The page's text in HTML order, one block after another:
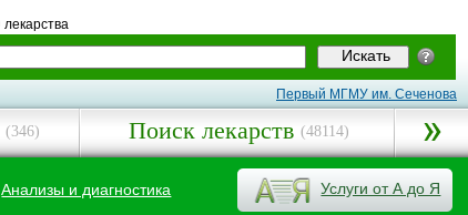
лекарства
Первый МГМУ им. Сеченова
(346) Поиск лекарств (48114)
Анализы и диагностика Услуги от А до Я